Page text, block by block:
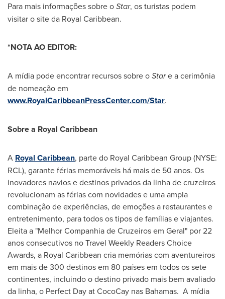
Para mais informações sobre oStar, os turistas podem
visitar o site da Royal Caribbean.
*NOTA AO EDITOR:
A mídia pode encontrar recursos sobre oStare a cerimônia
de nomeação em
www.RoyalCaribbeanPressCenter.com/Star.
Sobre a Royal Caribbean
A Royal Caribbean, parte do Royal Caribbean Group (NYSE:
RCL), garante férias memoráveis há mais de 50 anos. Os
inovadores navios e destinos privados da linha de cruzeiros
revolucionam as férias com novidades e uma ampla
combinação de experiências, de emoções a restaurantes e
entretenimento, para todos os tipos de famílias e viajantes.
Eleita a "Melhor Companhia de Cruzeiros em Geral" por 22
anos consecutivos no Travel Weekly Readers Choice
Awards, a Royal Caribbean cria memórias com aventureiros
em mais de 300 destinos em 80 países em todos os sete
continentes, incluindo o destino privado mais bem avaliado
da linha, o Perfect Day at CocoCay nas Bahamas. A mídia